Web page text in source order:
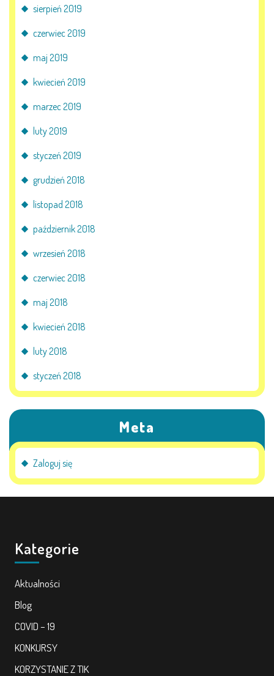
sierpień 2019
czerwiec 2019
maj 2019
kwiecień 2019
marzec 2019
luty 2019
styczeń 2019
grudzień 2018
listopad 2018
październik 2018
wrzesień 2018
czerwiec 2018
maj 2018
kwiecień 2018
luty 2018
styczeń 2018
Meta
Zaloguj się
Kategorie
Aktualności
Blog
COVID – 19
KONKURSY
KORZYSTANIE Z TIK